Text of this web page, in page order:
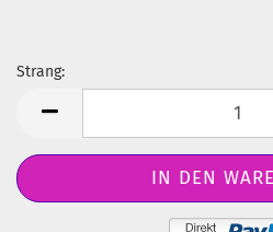
Strang: